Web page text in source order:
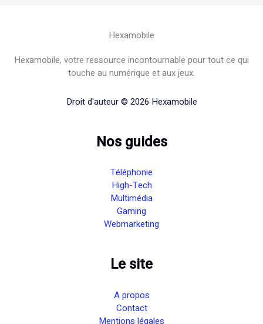
Hexamobile
Hexamobile, votre ressource incontournable pour tout ce qui
touche au numérique et aux jeux.
Droit d'auteur © 2026 Hexamobile
Nos guides
Téléphonie
High-Tech
Multimédia
Gaming
Webmarketing
Le site
A propos
Contact
Mentions légales